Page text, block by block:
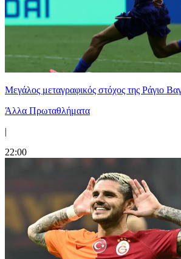
Μεγάλος μεταγραφικός στόχος της Ράγιο
Άλλα Πρωταθλήματα
|
22:00